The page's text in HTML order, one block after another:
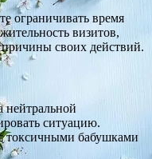
ограничивать время
визитов,
причины своих действий.
нейтральной
ситуацию.
токсичными бабушками